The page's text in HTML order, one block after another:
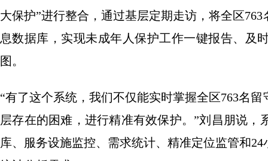
大保护”进行整合，通过基层定期走访，将全区
息数据库，实现未成年人保护工作一键报告、及
图。
“有了这个系统，我们不仅能实时掌握全区763名
层存在的困难，进行精准有效保护。”刘昌朋说
库、服务设施监控、需求统计、精准定位监管和